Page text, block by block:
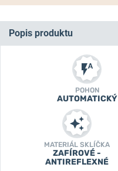
Popis produktu
POHON
AUTOMATICKÝ
MATERIÁL SKLÍČKA
ZAFÍROVÉ -
ANTIREFLEXNÉ